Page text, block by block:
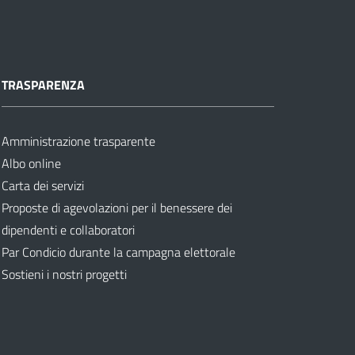
TRASPARENZA
Amministrazione trasparente
Albo online
Carta dei servizi
Proposte di agevolazioni per il benessere dei
dipendenti e collaboratori
Par Condicio durante la campagna elettorale
Sostieni i nostri progetti